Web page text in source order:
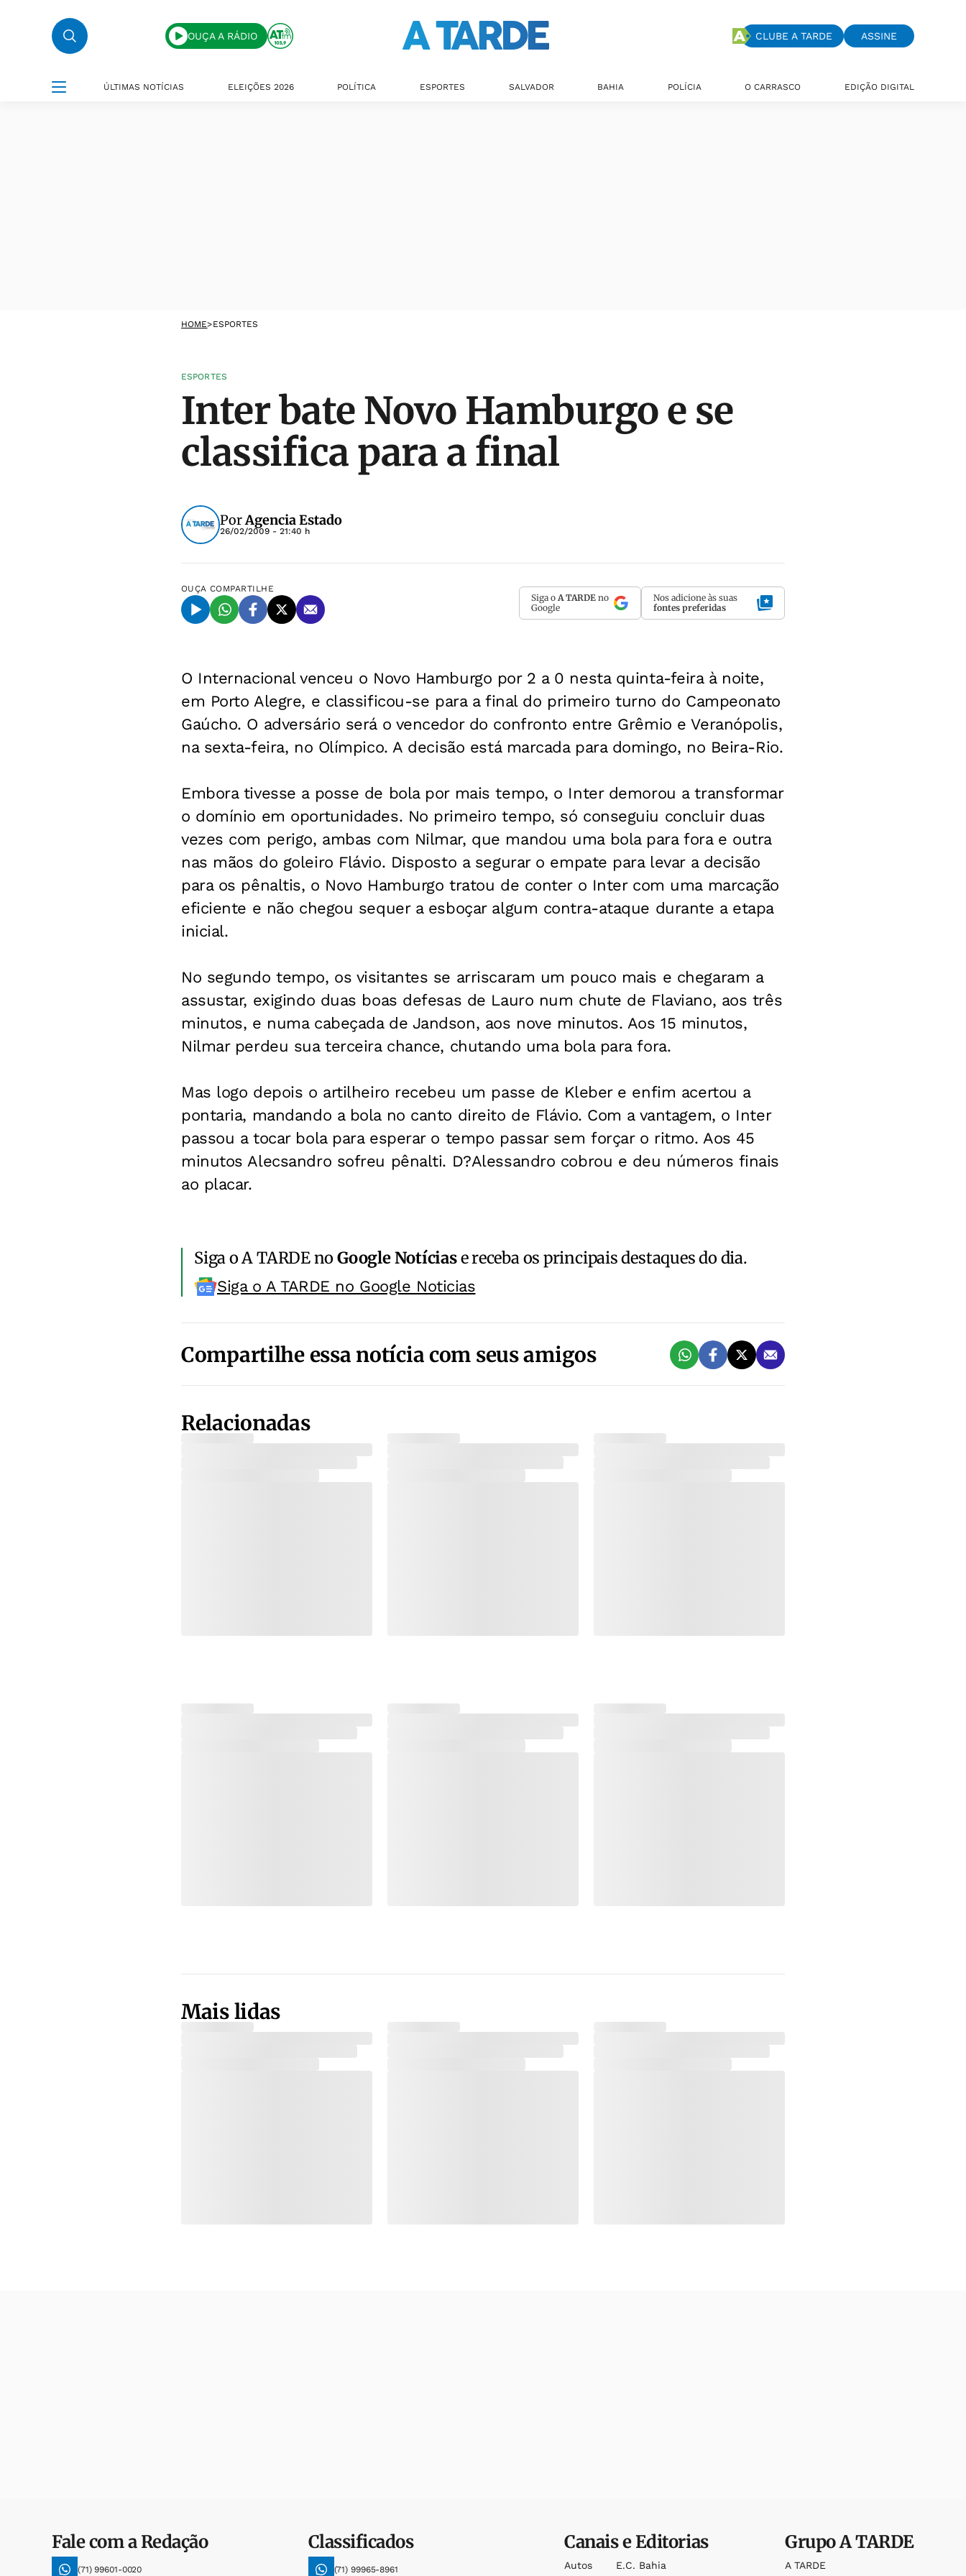
OUÇA A RÁDIO CLUBE A TARDE ASSINE
ÚLTIMAS NOTÍCIAS ELEIÇÕES 2026 POLÍTICA ESPORTES SALVADOR BAHIA POLÍCIA O CARRASCO EDIÇÃO DIGITAL
HOME>ESPORTES
ESPORTES
Inter bate Novo Hamburgo e se
classifica para a final
PorAgencia Estado
26/02/2009 - 21:40 h
OUÇA COMPARTILHE
Siga o A TARDE no
Google
Nos adicione às suas
fontes preferidas
O Internacional venceu o Novo Hamburgo por 2 a 0 nesta quinta-feira à noite,
em Porto Alegre, e classificou-se para a final do primeiro turno do Campeonato
Gaúcho. O adversário será o vencedor do confronto entre Grêmio e Veranópolis,
na sexta-feira, no Olímpico. A decisão está marcada para domingo, no Beira-Rio.
Embora tivesse a posse de bola por mais tempo, o Inter demorou a transformar
o domínio em oportunidades. No primeiro tempo, só conseguiu concluir duas
vezes com perigo, ambas com Nilmar, que mandou uma bola para fora e outra
nas mãos do goleiro Flávio. Disposto a segurar o empate para levar a decisão
para os pênaltis, o Novo Hamburgo tratou de conter o Inter com uma marcação
eficiente e não chegou sequer a esboçar algum contra-ataque durante a etapa
inicial.
No segundo tempo, os visitantes se arriscaram um pouco mais e chegaram a
assustar, exigindo duas boas defesas de Lauro num chute de Flaviano, aos três
minutos, e numa cabeçada de Jandson, aos nove minutos. Aos 15 minutos,
Nilmar perdeu sua terceira chance, chutando uma bola para fora.
Mas logo depois o artilheiro recebeu um passe de Kleber e enfim acertou a
pontaria, mandando a bola no canto direito de Flávio. Com a vantagem, o Inter
passou a tocar bola para esperar o tempo passar sem forçar o ritmo. Aos 45
minutos Alecsandro sofreu pênalti. D?Alessandro cobrou e deu números finais
ao placar.
Siga o A TARDE noGoogle Notíciase receba os principais destaques do dia.
Siga o A TARDE no Google Noticias
Compartilhe essa notícia com seus amigos
Relacionadas
Mais lidas
Fale com a Redação
(71) 99601-0020
Classificados
(71) 99965-8961
Canais e Editorias
Autos E.c. Bahia
GrupoA TARDE
A TARDE